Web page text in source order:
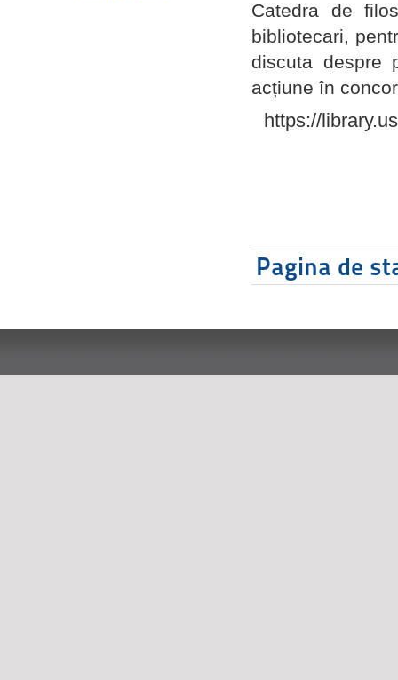
Catedra de
bibliotecari,
discuta despre
acțiune în
https://
Pagina de